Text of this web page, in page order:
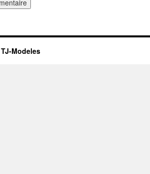
Modeles